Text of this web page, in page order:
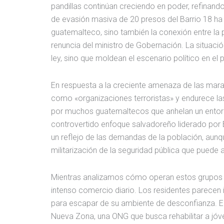
pandillas continúan creciendo en poder,
de evasión masiva de 20 presos del Barrio 18
guatemalteco, sino también la conexión entre la
renuncia del ministro de Gobernación. La
ley, sino que moldean el escenario político en el
En respuesta a la creciente amenaza de las
como «organizaciones terroristas» y endurece
por muchos guatemaltecos que anhelan un
controvertido enfoque salvadoreño liderado por
un reflejo de las demandas de la población,
militarización de la seguridad pública que
Mientras analizamos cómo operan estos
intenso comercio diario. Los residentes
para escapar de su ambiente de desconfianza.
Nueva Zona, una ONG que busca rehabilitar a